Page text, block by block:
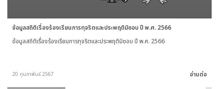
ข้อมูลสถิติเรื่องร้องเรียนการทุจริตและประพฤติมิชอบ ปี พ.ศ. 2566
ข้อมูลสถิติเรื่องร้องเรียนการทุจริตและประพฤติมิชอบ ปี พ.ศ. 2566
20 กุมภาพันธ์ 2567 อ่านต่อ